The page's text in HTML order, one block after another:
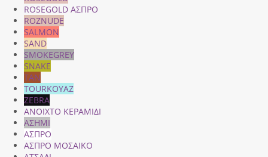
ROSEGOLD ΑΣΠΡΟ
ROZNUDE
SALMON
SAND
SMOKEGREY
SNAKE
TAN
TOURKOYAZ
ZEBRA
ΑΝΟΙΧΤΟ ΚΕΡΑΜΙΔΙ
ΑΣΗΜΙ
ΑΣΠΡΟ
ΑΣΠΡΟ ΜΟΣΑΙΚΟ